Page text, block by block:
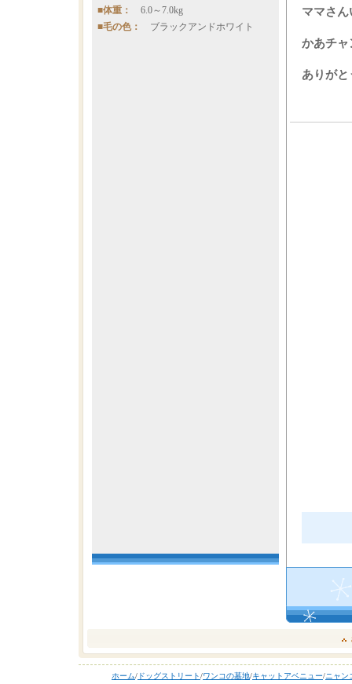
■体重： 6.0～7.0kg
■毛の色： ブラックアンドホワイト
ママさ
かあチャ
ありが
ホーム/ ドッグストリート/ワンコの墓地/キャットアベニュー/ニャン